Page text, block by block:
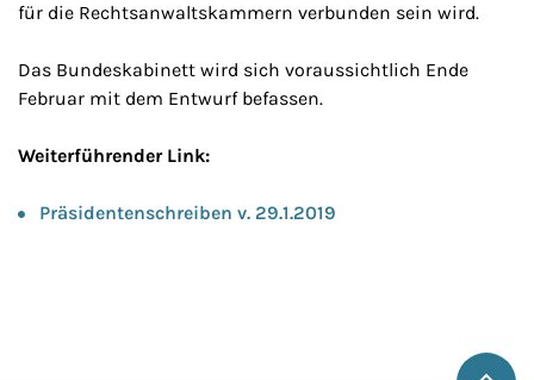
für die Rechtsanwaltskammern verbunden sein wird.
Das Bundeskabinett wird sich voraussichtlich Ende
Februar mit dem Entwurf befassen.
Weiterführender Link:
Präsidentenschreiben v. 29.1.2019